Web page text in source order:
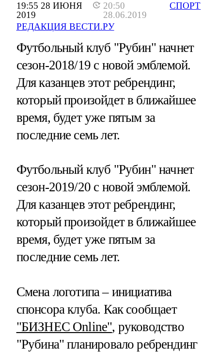
19:55 28 ИЮНЯ
2019
20:50
28.06.2019
РЕДАКЦИЯ ВЕСТИ.РУ
СПОРТ
Футбольный клуб "Рубин" начнет
сезон-2018/19 с новой эмблемой.
Для казанцев этот ребрендинг,
который произойдет в ближайшее
время, будет уже пятым за
последние семь лет.
Футбольный клуб "Рубин" начнет
сезон-2019/20 с новой эмблемой.
Для казанцев этот ребрендинг,
который произойдет в ближайшее
время, будет уже пятым за
последние семь лет.
Смена логотипа – инициатива
спонсора клуба. Как сообщает
"БИЗНЕС Online", руководство
"Рубина" планировало ребрендинг